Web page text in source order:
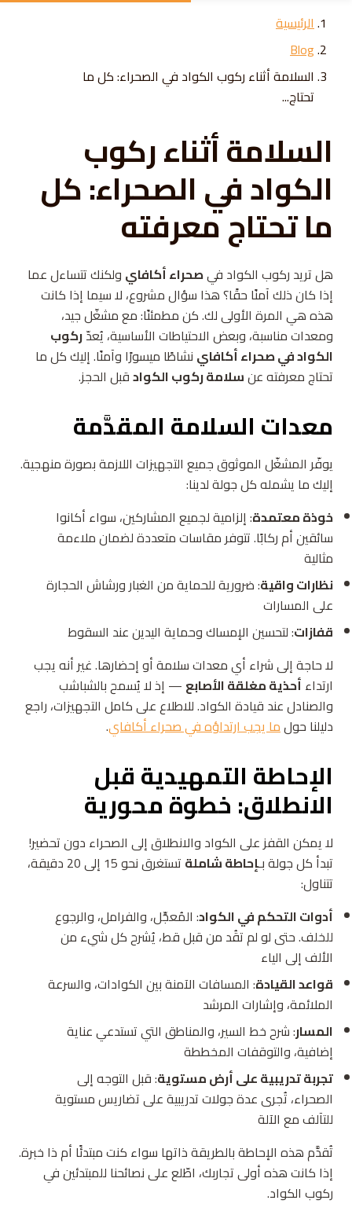
الرئيسية
Blog
السلامة أثناء ركوب الكواد في الصحراء: كل ما
تحتاج...
السلامة أثناء ركوب
الكواد في الصحراء: كل
ما تحتاج معرفته
هل تريد ركوب الكواد فيصحراء أكافاي ولكنك تتساءل عما
إذا كان ذلك آمنًا حقًا؟ هذا سؤال مشروع، لا سيما إذا كانت
هذه هي المرة الأولى لك. كن مطمئنًا: مع مشغّل جيد،
ومعدات مناسبة، وبعض الاحتياطات الأساسية، يُعدّركوب
الكواد في صحراء أكافاي نشاطًا ميسورًا وآمنًا. إليك كل ما
تحتاج معرفته عنسلامة ركوب الكوادقبل الحجز.
معدات السلامة المقدَّمة
يوفّر المشغّل الموثوق جميع التجهيزات اللازمة بصورة منهجية.
إليك ما يشمله كل جولة لدينا:
خوذة معتمدة: إلزامية لجميع المشاركين، سواء أكانوا
سائقين أم ركابًا. تتوفر مقاسات متعددة لضمان ملاءمة
مثالية
نظارات واقية: ضرورية للحماية من الغبار ورشاش الحجارة
على المسارات
قفازات: لتحسين الإمساك وحماية اليدين عند السقوط
لا حاجة إلى شراء أي معدات سلامة أو إحضارها. غير أنه يجب
ارتداء أحذية مغلقة الأصابع — إذ لا يُسمح بالشباشب
والصنادل عند قيادة الكواد. للاطلاع على كامل التجهيزات، راجع
دليلنا حولما يجب ارتداؤه في صحراء أكافاي.
الإحاطة التمهيدية قبل
الانطلاق: خطوة محورية
لا يمكن القفز على الكواد والانطلاق إلى الصحراء دون تحضير!
تبدأ كل جولة بـإحاطة شاملة
تستغرق نحو 15 إلى 20 دقيقة،
تتناول:
أدوات التحكم في الكواد: المُعجِّل، والفرامل، والرجوع
للخلف. حتى لو لم تقُد من قبل قط، يُشرح كل شيء من
الألف إلى الياء
قواعد القيادة: المسافات الآمنة بين الكوادات، والسرعة
الملائمة، وإشارات المرشد
المسار: شرح خط السير، والمناطق التي تستدعي عناية
إضافية، والتوقفات المخططة
تجربة تدريبية على أرض مستوية: قبل التوجه إلى
الصحراء، تُجرى عدة جولات تدريبية على تضاريس مستوية
للتآلف مع الآلة
تُقدَّم هذه الإحاطة بالطريقة ذاتها سواء كنت مبتدئًا أم ذا خبرة.
إذا كانت هذه أولى تجاربك، اطّلع على نصائحنا للمبتدئين في
ركوب الكواد.